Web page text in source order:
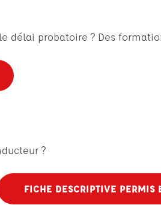
délai probatoire ? Des
?
FICHE DESCRIPTIVE PERMIS